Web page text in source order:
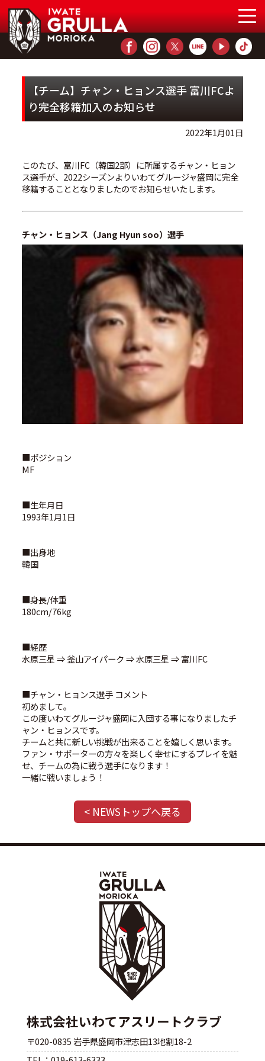
【チーム】チャン・ヒョンス選手 富川FCよ
り完全移籍加入のお知らせ
2022年1月01日
このたび、富川FC（韓国2部）に所属するチャン・ヒョン
ス選手が、2022シーズンよりいわてグルージャ盛岡に完全
移籍することとなりましたのでお知らせいたします。
チャン・ヒョンス（Jang Hyun soo）選手
■ポジション
MF
■生年月日
1993年1月1日
■出身地
韓国
■身長/体重
180cm/76kg
■経歴
水原三星 ⇒ 釜山アイパーク ⇒ 水原三星 ⇒ 富川FC
■チャン・ヒョンス選手 コメント
初めまして。
この度いわてグルージャ盛岡に入団する事になりましたチ
ャン・ヒョンスです。
チームと共に新しい挑戦が出来ることを嬉しく思います。
ファン・サポーターの方々を楽しく幸せにするプレイを魅
せ、チームの為に戦う選手になります！
一緒に戦いましょう！
< NEWSトップへ戻る
株式会社いわてアスリートクラブ
〒020-0835 岩手県盛岡市津志田13地割18-2